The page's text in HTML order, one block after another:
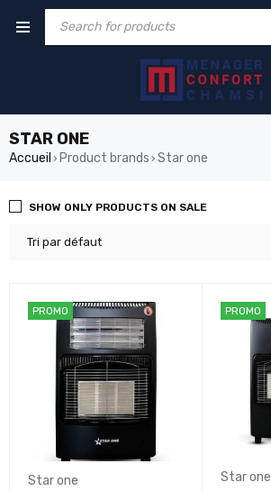
STAR ONE
Accueil › Product brands › Star one
Tri par défaut
SHOW ONLY PRODUCTS ON SALE
PROMO
Star one
PROMO
Star one